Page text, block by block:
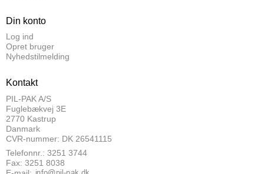
Din konto
Log ind
Opret bruger
Nyhedstilmelding
Kontakt
PIL-PAK A/S
Fuglebækvej 3E
2770 Kastrup
Danmark
CVR-nummer: DK 26541115
Telefonnr.: 3251 3744
Fax: 3251 8038